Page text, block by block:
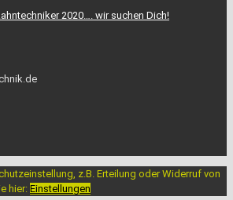
2020…. wir suchen Dich!
z.B. Erteilung oder Widerruf von
hier: Einstellungen